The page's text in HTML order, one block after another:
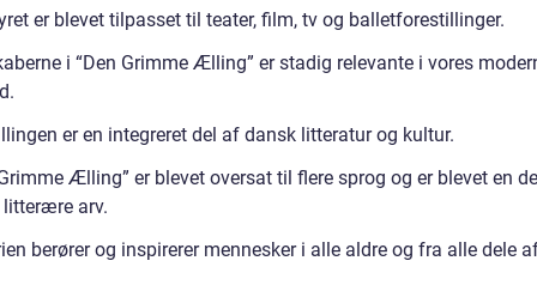
er blevet tilpasset til teater, film, tv og balletforestillinger.
i “Den Grimme Ælling” er stadig relevante i vores
er en integreret del af dansk litteratur og kultur.
Ælling” er blevet oversat til flere sprog og er blevet en
litterære arv.
berører og inspirerer mennesker i alle aldre og fra alle dele